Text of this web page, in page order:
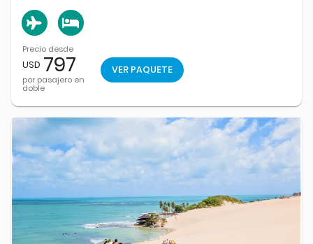
Precio desde
USD 797
por pasajero en
doble
VER PAQUETE